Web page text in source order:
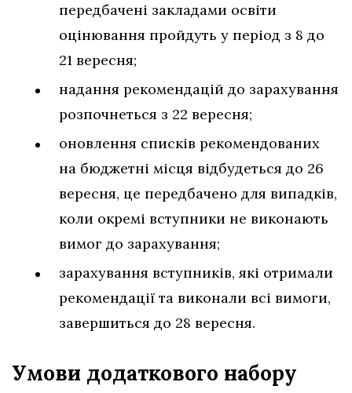
передбачені закладами освіти
оцінювання пройдуть у період з 8 до
21 вересня;
надання рекомендацій до зарахування
розпочнеться з 22 вересня;
оновлення списків рекомендованих
на бюджетні місця відбудеться до 26
вересня, це передбачено для випадків,
коли окремі вступники не виконають
вимог до зарахування;
зарахування вступників, які отримали
рекомендації та виконали всі вимоги,
завершиться до 28 вересня.
Умови додаткового набору